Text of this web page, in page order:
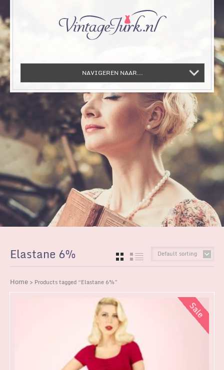
NAVIGEREN NAAR...
Elastane 6% Default sorting
GRID LIST
Home > Products tagged “Elastane 6%”